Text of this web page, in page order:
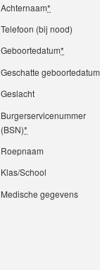
Achternaam*
Telefoon (bij nood)
Geboortedatum*
Geschatte geboortedatum
Geslacht
Burgerservicenummer
(BSN)*
Roepnaam
Klas/School
Medische gegevens